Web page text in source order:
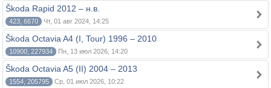
Škoda Rapid 2012 – н.в.
423, 6670 Чт, 01 авг 2024, 14:25
Škoda Octavia A4 (I, Tour) 1996 – 2010
10900, 227934 Пн, 13 июл 2026, 14:20
Škoda Octavia A5 (II) 2004 – 2013
1554, 205795 Ср, 01 июл 2026, 10:22